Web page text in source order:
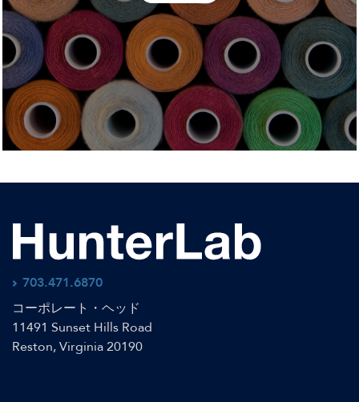
703.471.6870
コーポレート・ヘッド
11491 Sunset Hills Road
Reston, Virginia 20190